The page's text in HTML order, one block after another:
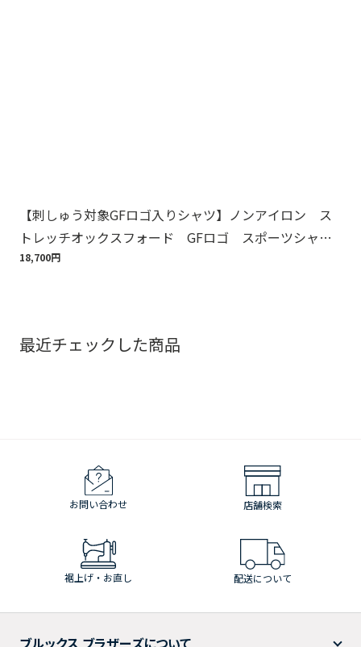
【刺しゅう対象GFロゴ入りシャツ】ノンアイロン ス
トレッチオックスフォード GFロゴ スポーツシャ
ツ Regular Fit
18,700円
最近チェックした商品
お問い合わせ 店舗検索
裾上げ・お直し 配送について
ブルックス ブラザーズについて